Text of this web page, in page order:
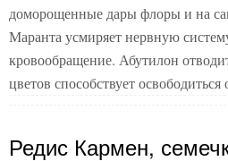
доморощенные дары флоры и на
Маранта усмиряет нервную
кровообращение. Абутилон
цветов способствует
Редис Кармен,